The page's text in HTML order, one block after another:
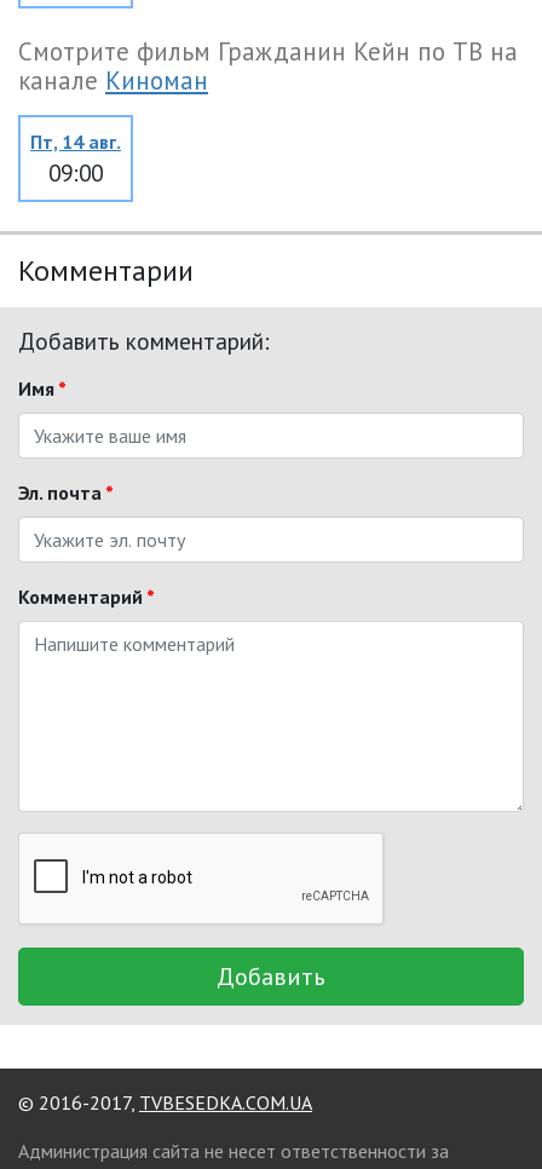
Смотрите фильм Гражданин Кейн по ТВ на
канале Киноман
Пт, 14 авг.
09:00
Комментарии
Добавить комментарий:
Имя *
Эл. почта *
Комментарий *
Добавить
© 2016-2017, TVBESEDKA.COM.UA
Администрация сайта не несет ответственности за